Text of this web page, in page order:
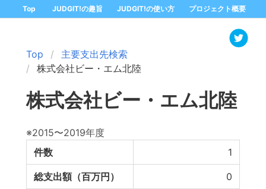
Top JUDGIT!の趣旨 JUDGIT!の使い方 プロジェクト概要
Top
主要支出先検索
株式会社ビー・エム北陸
株式会社ビー・エム北陸
※2015〜2019年度
件数
1
総支出額（百万円） 0